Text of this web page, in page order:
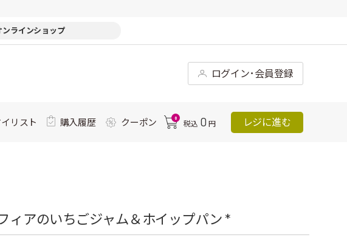
ンラインショップ
ログイン･会員登録
リスト 購入履歴 クーポン 0
税込 0 円 レジに進む
ィアのいちごジャム＆ホイップパン *